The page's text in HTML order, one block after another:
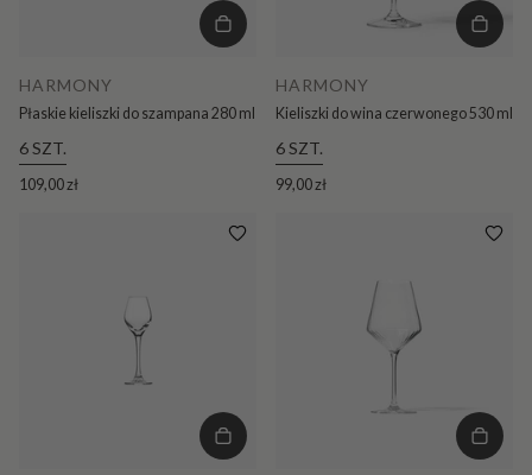
HARMONY
Płaskie kieliszki do szampana 280 ml
6 SZT.
109,00 zł
HARMONY
Kieliszki do wina czerwonego 530 ml
6 SZT.
99,00 zł